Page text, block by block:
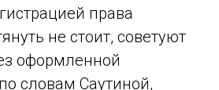
права
не стоит, советуют
оформленной
словам Саутиной,